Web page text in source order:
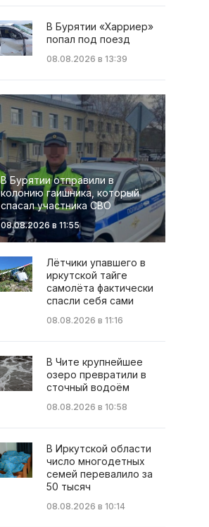
В Бурятии «Харриер»
попал под поезд
08.08.2026 в 13:39
В Бурятии отправили в
колонию гаишника, который
спасал участника СВО
08.08.2026 в 11:55
Лётчики упавшего в
иркутской тайге
самолёта фактически
спасли себя сами
08.08.2026 в 11:16
В Чите крупнейшее
озеро превратили в
сточный водоём
08.08.2026 в 10:58
В Иркутской области
число многодетных
семей перевалило за
50 тысяч
08.08.2026 в 10:14